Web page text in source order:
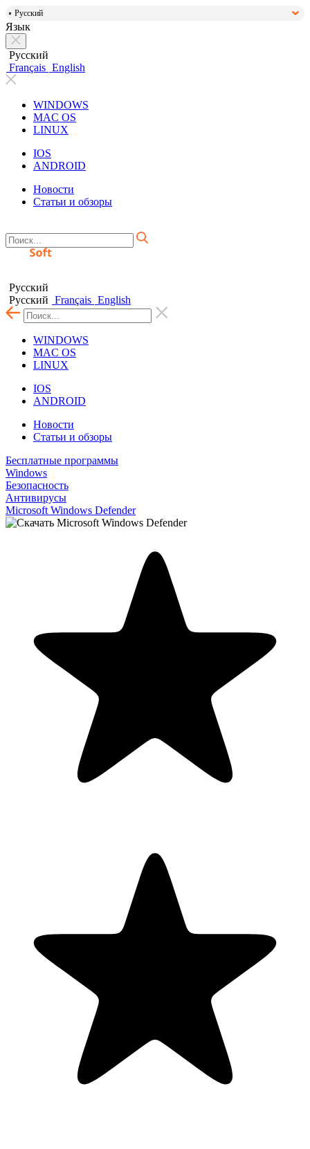
Русский
Язык
Русский
Français English
WINDOWS
MAC OS
LINUX
IOS
ANDROID
Новости
Статьи и обзоры
Русский
Русский Français English
WINDOWS
MAC OS
LINUX
IOS
ANDROID
Новости
Статьи и обзоры
Бесплатные программы
Windows
Безопасность
Антивирусы
Microsoft Windows Defender